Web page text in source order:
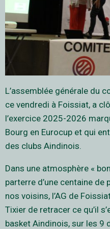
L’assemblée générale du
ce vendredi à Foissiat, a
l’exercice 2025-2026
Bourg en Eurocup et qui
des clubs Aindinois.
Dans une atmosphère «
parterre d’une centaine de
nos voisins, l’AG de
Tixier de retracer ce qu’il
basket Aindinois, sur les 9